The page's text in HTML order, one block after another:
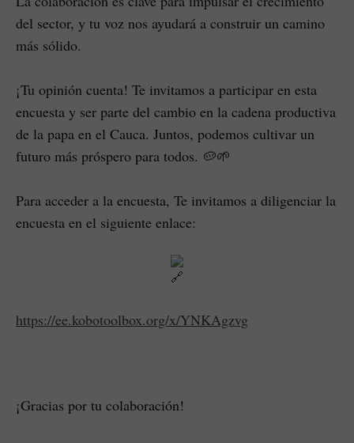
del sector, y tu voz nos ayudará a construir un camino
más sólido.
¡Tu opinión cuenta! Te invitamos a participar en esta
encuesta y ser parte del cambio en la cadena productiva
de la papa en el Cauca. Juntos, podemos cultivar un
futuro más próspero para todos. 🥔🌱
Para acceder a la encuesta, Te invitamos a diligenciar la
encuesta en el siguiente enlace:
https://ee.kobotoolbox.org/x/YNKAgzvg
¡Gracias por tu colaboración!